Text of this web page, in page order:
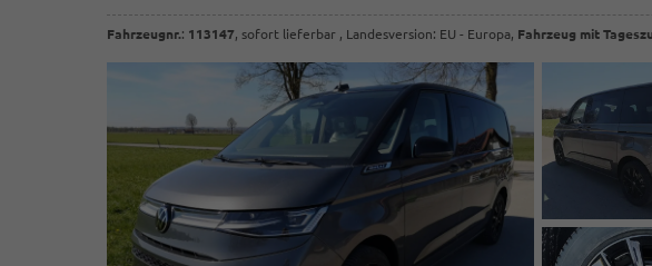
Fahrzeugnr.: 113147, sofort lieferbar , Landesversion: EU - Europa, Fahrzeug mit